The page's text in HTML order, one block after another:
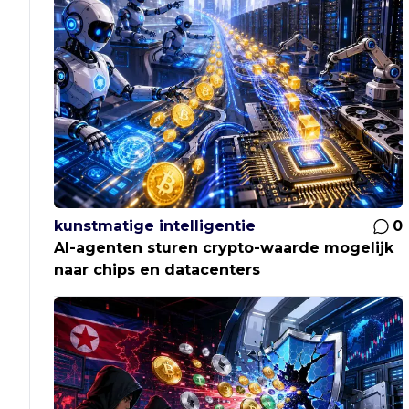
kunstmatige intelligentie
0
AI-agenten sturen crypto-waarde mogelijk
naar chips en datacenters